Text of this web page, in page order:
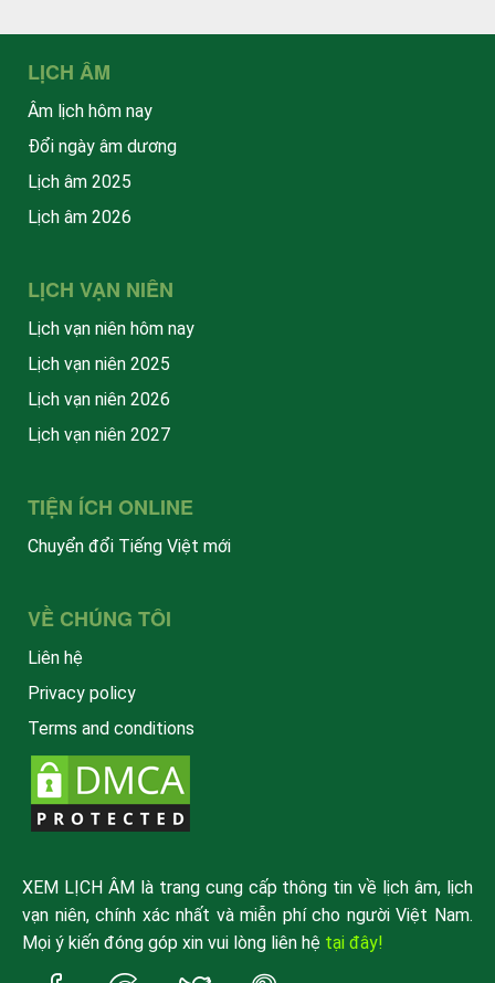
LỊCH ÂM
Âm lịch hôm nay
Đổi ngày âm dương
Lịch âm 2025
Lịch âm 2026
LỊCH VẠN NIÊN
Lịch vạn niên hôm nay
Lịch vạn niên 2025
Lịch vạn niên 2026
Lịch vạn niên 2027
TIỆN ÍCH ONLINE
Chuyển đổi Tiếng Việt mới
VỀ CHÚNG TÔI
Liên hệ
Privacy policy
Terms and conditions
XEM LỊCH ÂM là trang cung cấp thông tin về lịch âm, lịch
vạn niên, chính xác nhất và miễn phí cho người Việt Nam.
Mọi ý kiến đóng góp xin vui lòng liên hệ tại đây!